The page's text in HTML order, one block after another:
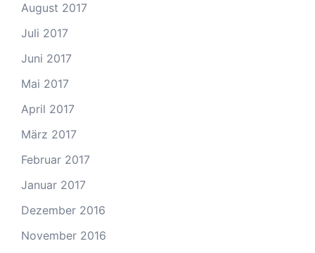
August 2017
Juli 2017
Juni 2017
Mai 2017
April 2017
März 2017
Februar 2017
Januar 2017
Dezember 2016
November 2016